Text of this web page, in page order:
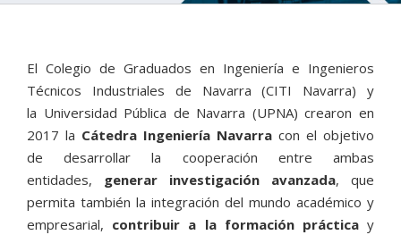
El Colegio de Graduados en Ingeniería e Ingenieros
Técnicos Industriales de Navarra (CITI Navarra) y
la Universidad Pública de Navarra (UPNA) crearon en
2017 la Cátedra Ingeniería Navarra con el objetivo
de desarrollar la cooperación entre ambas
entidades, generar investigación avanzada, que
permita también la integración del mundo académico y
empresarial, contribuir a la formación prácticay